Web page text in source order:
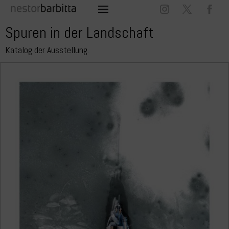
Spuren in der Landschaft
Katalog der Ausstellung.